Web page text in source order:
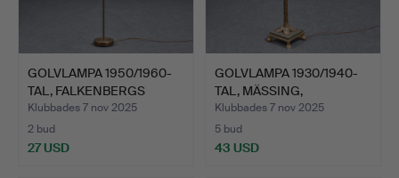
GOLVLAMPA 1950/1960-
TAL, FALKENBERGS
BELYS…
Klubbades 7 nov 2025
2 bud
27 USD
GOLVLAMPA 1930/1940-
TAL, MÄSSING,
FÖRGYLLD…
Klubbades 7 nov 2025
5 bud
43 USD